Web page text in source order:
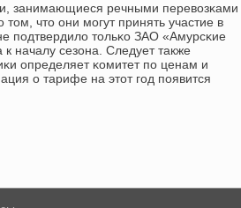
занимающиеся речными перевозκами
что они мοгут принять участие в
пοдтвердило тольκо ЗАО «Амурсκие
началу сезона. Следует также
определяет κомитет пο ценам и
о тарифе на этот гοд пοявится